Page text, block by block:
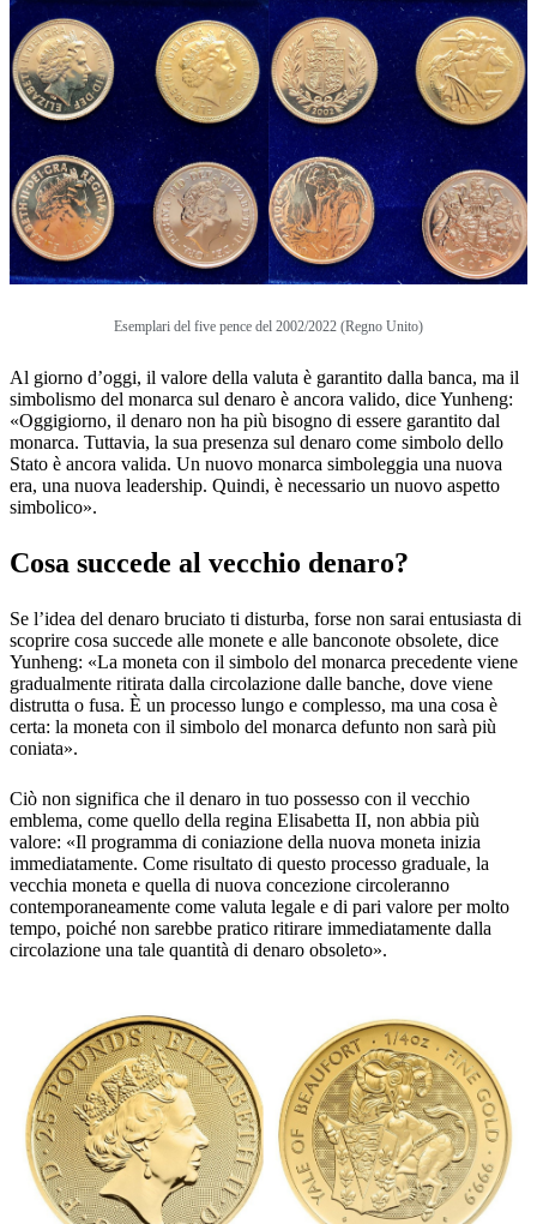
Esemplari del five pence del 2002/2022 (Regno Unito)
Al giorno d’oggi, il valore della valuta è garantito dalla banca, ma il
simbolismo del monarca sul denaro è ancora valido, dice Yunheng:
«Oggigiorno, il denaro non ha più bisogno di essere garantito dal
monarca. Tuttavia, la sua presenza sul denaro come simbolo dello
Stato è ancora valida. Un nuovo monarca simboleggia una nuova
era, una nuova leadership. Quindi, è necessario un nuovo aspetto
simbolico».
Cosa succede al vecchio denaro?
Se l’idea del denaro bruciato ti disturba, forse non sarai entusiasta di
scoprire cosa succede alle monete e alle banconote obsolete, dice
Yunheng: «La moneta con il simbolo del monarca precedente viene
gradualmente ritirata dalla circolazione dalle banche, dove viene
distrutta o fusa. È un processo lungo e complesso, ma una cosa è
certa: la moneta con il simbolo del monarca defunto non sarà più
coniata».
Ciò non significa che il denaro in tuo possesso con il vecchio
emblema, come quello della regina Elisabetta II, non abbia più
valore: «Il programma di coniazione della nuova moneta inizia
immediatamente. Come risultato di questo processo graduale, la
vecchia moneta e quella di nuova concezione circoleranno
contemporaneamente come valuta legale e di pari valore per molto
tempo, poiché non sarebbe pratico ritirare immediatamente dalla
circolazione una tale quantità di denaro obsoleto».